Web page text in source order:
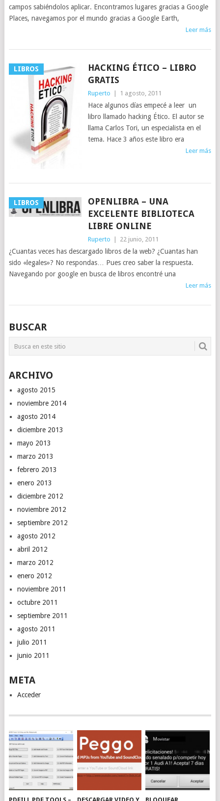
campos sabiéndolos aplicar. Encontramos lugares gracias a Google
Places, navegamos por el mundo gracias a Google Earth,
Leer más
LIBROS
HACKING ÉTICO – LIBRO
GRATIS
Ruperto 1 agosto, 2011
Hace algunos días empecé a leer un
libro llamado hacking Ético. El autor se
llama Carlos Tori, un especialista en el
tema. Hace 3 años este libro era
Leer más
LIBROS
OPENLIBRA – UNA
EXCELENTE BIBLIOTECA
LIBRE ONLINE
Ruperto 22 junio, 2011
¿Cuantas veces has descargado libros de la web? ¿Cuantas han
sido «legales»? No respondas… Pues creo saber la respuesta.
Navegando por google en busca de libros encontré una
Leer más
BUSCAR
ARCHIVO
agosto 2015
noviembre 2014
agosto 2014
diciembre 2013
mayo 2013
marzo 2013
febrero 2013
enero 2013
diciembre 2012
noviembre 2012
septiembre 2012
agosto 2012
abril 2012
marzo 2012
enero 2012
noviembre 2011
octubre 2011
septiembre 2011
agosto 2011
julio 2011
junio 2011
META
Acceder